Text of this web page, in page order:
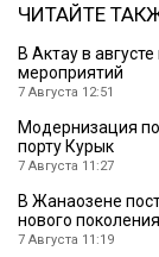
ЧИТАЙТЕ
В Актау в
мероприятий
7 Августа 12:51
Модернизация
порту Курык
7 Августа 11:27
В Жанаозене
нового поколения
7 Августа 11:19